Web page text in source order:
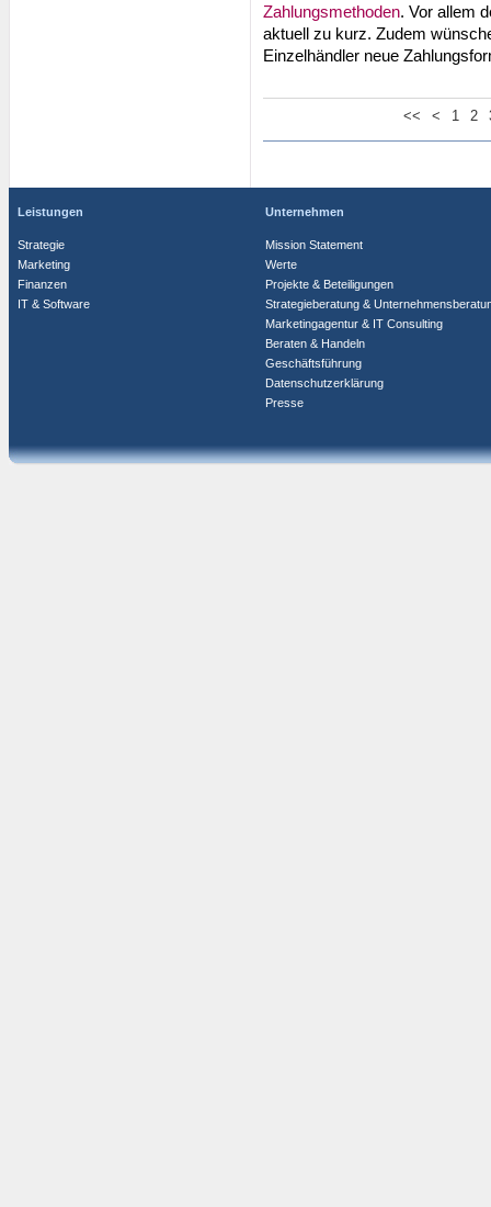
Zahlungsmethoden. Vor allem
aktuell zu kurz. Zudem
Einzelhändler neue
<< < 1 2
Leistungen
Strategie
Marketing
Finanzen
IT & Software
Unternehmen
Mission Statement
Werte
Projekte & Beteiligungen
Strategieberatung &
Marketingagentur & IT Consulting
Beraten & Handeln
Geschäftsführung
Datenschutzerklärung
Presse